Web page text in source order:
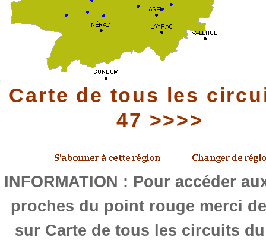
Carte de tous les
47 >>>>
INFORMATION : Pour accéder
proches du point rouge merci
sur Carte de tous les circuits du